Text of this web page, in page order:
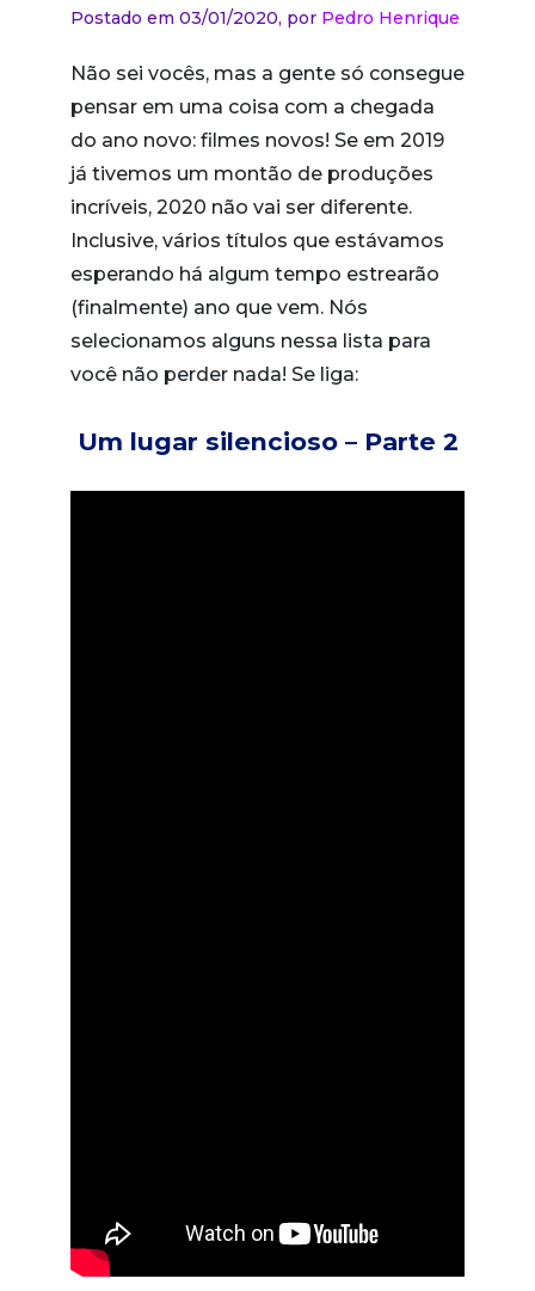
Postado em 03/01/2020, por Pedro Henrique
Não sei vocês, mas a gente só consegue
pensar em uma coisa com a chegada
do ano novo: filmes novos! Se em 2019
já tivemos um montão de produções
incríveis, 2020 não vai ser diferente.
Inclusive, vários títulos que estávamos
esperando há algum tempo estrearão
(finalmente) ano que vem. Nós
selecionamos alguns nessa lista para
você não perder nada! Se liga:
Um lugar silencioso – Parte 2